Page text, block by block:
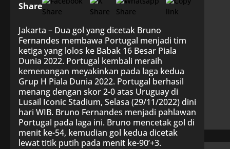
Share
Jakarta – Dua gol yang dicetak Bruno
Fernandes membawa Portugal menjadi tim
ketiga yang lolos ke Babak 16 Besar Piala
Dunia 2022. Portugal kembali meraih
kemenangan meyakinkan pada laga kedua
Grup H Piala Dunia 2022. Portugal berhasil
menang dengan skor 2-0 atas Uruguay di
Lusail Iconic Stadium, Selasa (29/11/2022) dini
hari WIB. Bruno Fernandes menjadi pahlawan
Portugal pada laga ini. Bruno mencetak gol di
menit ke-54, kemudian gol kedua dicetak
lewat titik putih pada menit ke-90’+3.